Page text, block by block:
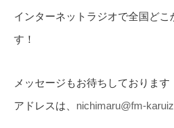
インターネットラジオで全国どこ
す！
メッセージもお待ちしております
アドレスは、 nichimaru@fm-